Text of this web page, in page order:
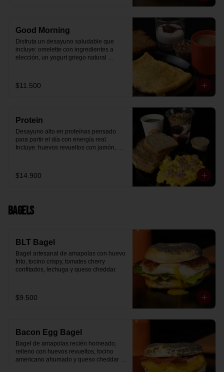
Good Morning
Disfruta un desayuno saludable que
incluye: omelette con ingredientes a
elección, un yogurt griego natural
Breakfast y granola (endulzada con
miel), más un café o té a elección y un
$11.500
Protein
Desayuno alto en proteínas pensado
para partir el día con energía real.
Incluye: huevos revueltos con jamón,
mermelada de arándanos y granola
receta exclusiva The Breakfast, porción
$14.900
Bagels
BLT Bagel
Bagel artesanal de amapolas con huevo
frito, tocino crispy, tomates cherry
confitados, lechuga y queso cheddar.
$9.500
Bacon Egg Bagel
Bagel de amapolas recién horneado,
relleno con huevos revueltos, tocino
americano ahumado y queso cheddar